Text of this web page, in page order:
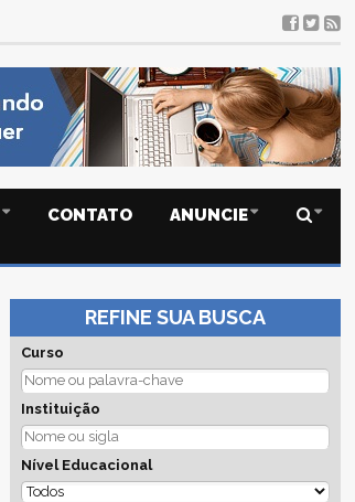
CONTATO ANUNCIE
REFINE SUA BUSCA
Curso
Instituição
Nível Educacional